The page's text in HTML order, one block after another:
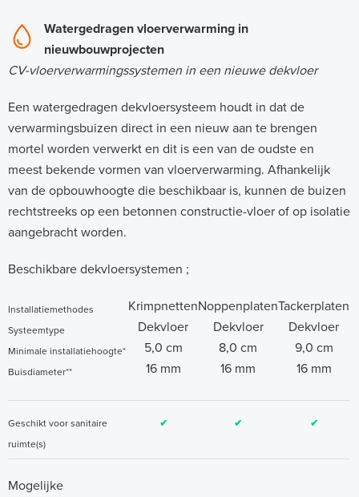
Watergedragen vloerverwarming in
nieuwbouwprojecten
CV-vloerverwarmingssystemen in een nieuwe dekvloer
Een watergedragen dekvloersysteem houdt in dat de
verwarmingsbuizen direct in een nieuw aan te brengen
mortel worden verwerkt en dit is een van de oudste en
meest bekende vormen van vloerverwarming. Afhankelijk
van de opbouwhoogte die beschikbaar is, kunnen de buizen
rechtstreeks op een betonnen constructie-vloer of op isolatie
aangebracht worden.
Beschikbare dekvloersystemen ;
Installatiemethodes KrimpnettenNoppenplatenTackerplaten
Systeemtype Dekvloer Dekvloer Dekvloer
Minimale installatiehoogte* 5,0 cm 8,0 cm 9,0 cm
Buisdiameter** 16 mm 16 mm 16 mm
Geschikt voor sanitaire
ruimte(s)
✔ ✔ ✔
Mogelijke